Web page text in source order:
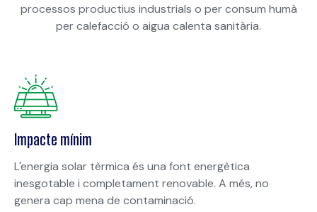
processos productius industrials o per consum humà
per calefacció o aigua calenta sanitària.
Impacte mínim
L'energia solar tèrmica és una font energètica
inesgotable i completament renovable. A més, no
genera cap mena de contaminació.